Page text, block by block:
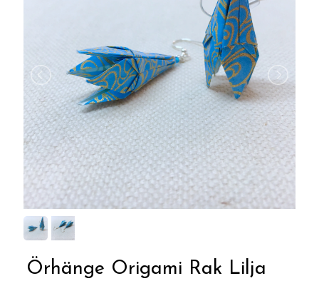
Örhänge Origami Rak Lilja